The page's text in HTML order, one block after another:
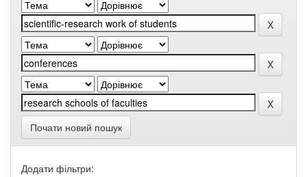
Почати новий пошук
Додати фільтри: